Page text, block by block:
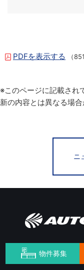
PDFを表示する （
※このページに記載され
新の内容とは異なる場合
ニ
物件募集